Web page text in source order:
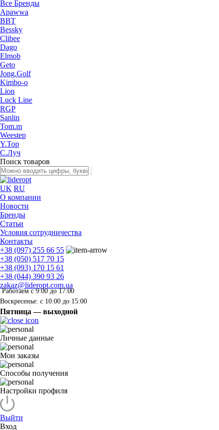
Все Бренды
Apawwa
BBT
Bessky
Clibee
Dago
Elmob
Geto
Jong.Golf
Kimbo-o
Lion
Luck Line
RGP
Sanlin
Tom.m
Weestep
Y.Top
С.Луч
Поиск товаров
UK RU
О компании
Новости
Бренды
Статьи
Условия сотрудничества
Контакты
+38 (097) 255 66 55
+38 (050) 517 70 15
+38 (093) 170 15 61
+38 (044) 390 93 26
zakaz@lideropt.com.ua
Работаем с 9:00 до 17:00
Воскресенье: с 10:00 до 15:00
Пятница — выходной
Личные данные
Мои заказы
Способы получения
Настройки профиля
Выйти
Вход